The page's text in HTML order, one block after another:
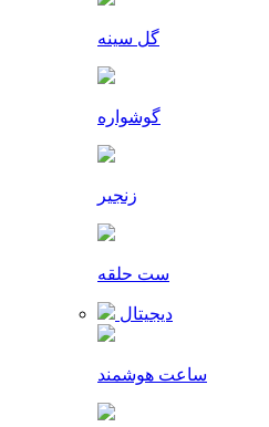
گل سینه
گوشواره
زنجیر
ست حلقه
دیجیتال
ساعت هوشمند